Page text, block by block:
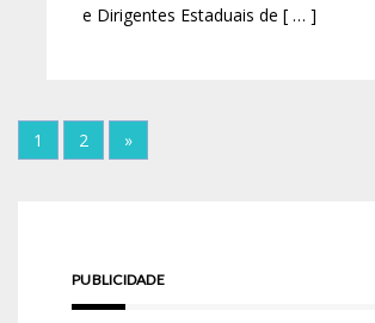
e Dirigentes Estaduais de [ … ]
1 2 »
PUBLICIDADE